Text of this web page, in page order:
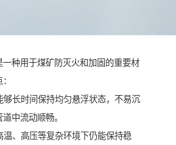
一种用于煤矿防灭火和加固的重要材
够长时间保持均匀悬浮状态，不易沉
中流动顺畅。
温、高压等复杂环境下仍能保持稳